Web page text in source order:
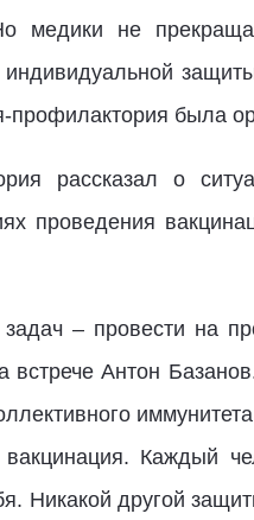
медики не
индивидуальной
была
рассказал о
проведения
– провести на
встрече Антон
Каждый
Никакой другой